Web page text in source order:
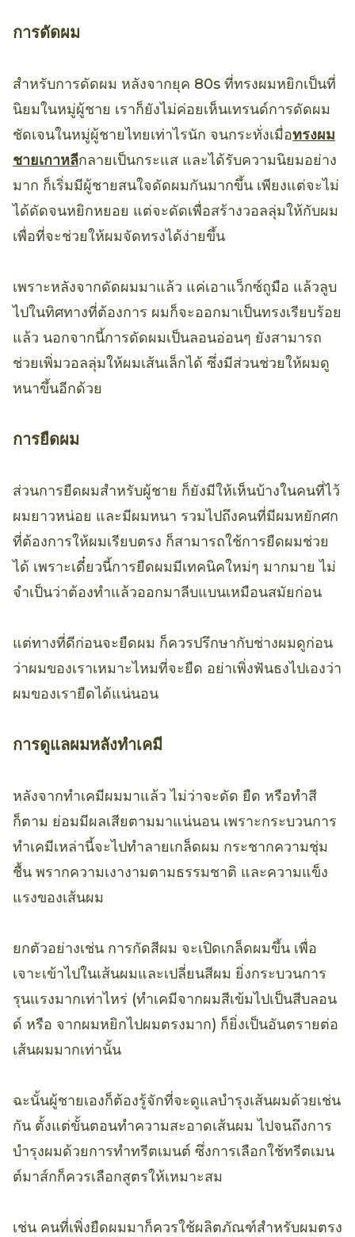
การดัดผม
สำหรับการดัดผม หลังจากยุค 80s ที่ทรงผมหยิกเป็นที่
นิยมในหมู่ผู้ชาย เราก็ยังไม่ค่อยเห็นเทรนด์การดัดผม
ชัดเจนในหมู่ผู้ชายไทยเท่าไรนัก จนกระทั่งเมื่อทรงผม
ชายเกาหลีกลายเป็นกระแส และได้รับความนิยมอย่าง
มาก ก็เริ่มมีผู้ชายสนใจดัดผมกันมากขึ้น เพียงแต่จะไม่
ได้ดัดจนหยิกหยอย แต่จะดัดเพื่อสร้างวอลลุ่มให้กับผม
เพื่อที่จะช่วยให้ผมจัดทรงได้ง่ายขึ้น
เพราะหลังจากดัดผมมาแล้ว แค่เอาแว็กซ์ถูมือ แล้วลูบ
ไปในทิศทางที่ต้องการ ผมก็จะออกมาเป็นทรงเรียบร้อย
แล้ว นอกจากนี้การดัดผมเป็นลอนอ่อนๆ ยังสามารถ
ช่วยเพิ่มวอลลุ่มให้ผมเส้นเล็กได้ ซึ่งมีส่วนช่วยให้ผมดู
หนาขึ้นอีกด้วย
การยืดผม
ส่วนการยืดผมสำหรับผู้ชาย ก็ยังมีให้เห็นบ้างในคนที่ไว้
ผมยาวหน่อย และมีผมหนา รวมไปถึงคนที่มีผมหยักศก
ที่ต้องการให้ผมเรียบตรง ก็สามารถใช้การยืดผมช่วย
ได้ เพราะเดี๋ยวนี้การยืดผมมีเทคนิคใหม่ๆ มากมาย ไม่
จำเป็นว่าต้องทำแล้วออกมาลีบแบนเหมือนสมัยก่อน
แต่ทางที่ดีก่อนจะยืดผม ก็ควรปรึกษากับช่างผมดูก่อน
ว่าผมของเราเหมาะไหมที่จะยืด อย่าเพิ่งฟันธงไปเองว่า
ผมของเรายืดได้แน่นอน
การดูแลผมหลังทำเคมี
หลังจากทำเคมีผมมาแล้ว ไม่ว่าจะดัด ยืด หรือทำสี
ก็ตาม ย่อมมีผลเสียตามมาแน่นอน เพราะกระบวนการ
ทำเคมีเหล่านี้จะไปทำลายเกล็ดผม กระชากความชุ่ม
ชื้น พรากความเงางามตามธรรมชาติ และความแข็ง
แรงของเส้นผม
ยกตัวอย่างเช่น การกัดสีผม จะเปิดเกล็ดผมขึ้น เพื่อ
เจาะเข้าไปในเส้นผมและเปลี่ยนสีผม ยิ่งกระบวนการ
รุนแรงมากเท่าไหร่ (ทำเคมีจากผมสีเข้มไปเป็นสีบลอน
ด์ หรือ จากผมหยิกไปผมตรงมาก) ก็ยิ่งเป็นอันตรายต่อ
เส้นผมมากเท่านั้น
ฉะนั้นผู้ชายเองก็ต้องรู้จักที่จะดูแลบำรุงเส้นผมด้วยเช่น
กัน ตั้งแต่ขั้นตอนทำความสะอาดเส้นผม ไปจนถึงการ
บำรุงผมด้วยการทำทรีตเมนต์ ซึ่งการเลือกใช้ทรีตเมน
ต์มาส์กก็ควรเลือกสูตรให้เหมาะสม
เช่น คนที่เพิ่งยืดผมมาก็ควรใช้ผลิตภัณฑ์สำหรับผมตรง